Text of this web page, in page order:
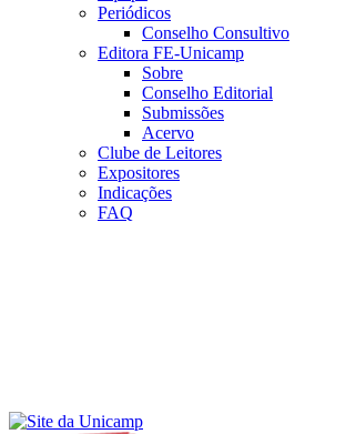
Periódicos
Conselho Consultivo
Editora FE-Unicamp
Sobre
Conselho Editorial
Submissões
Acervo
Clube de Leitores
Expositores
Indicações
FAQ